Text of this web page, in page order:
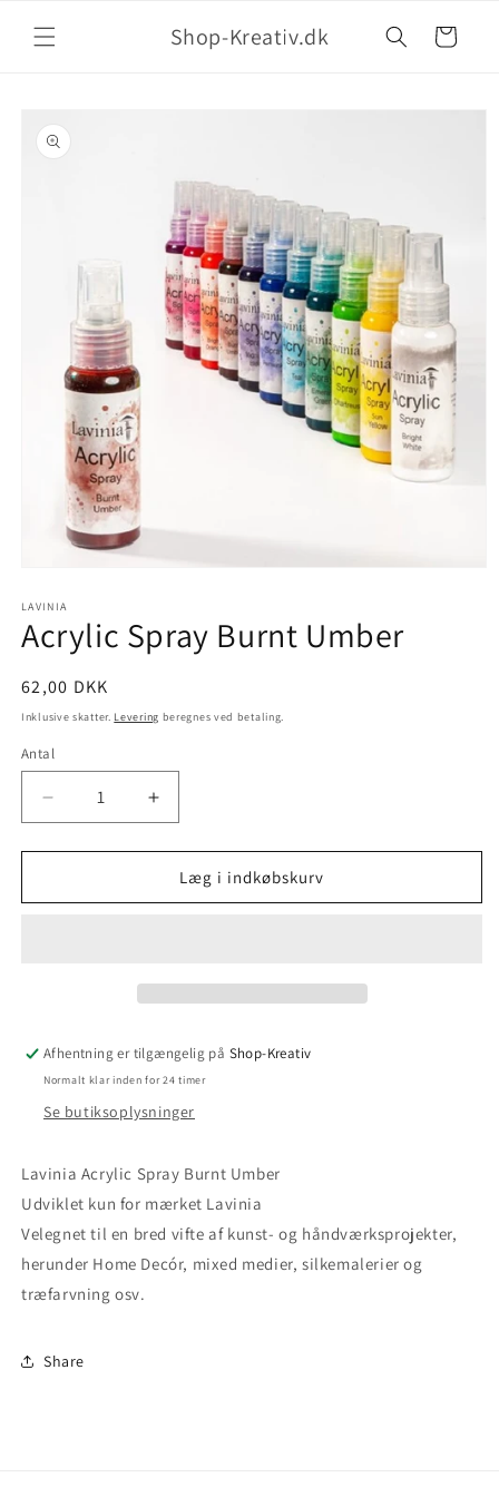
Shop-Kreativ.dk Indkøbskurv
LAVINIA
Acrylic Spray Burnt Umber
62,00 DKK
Inklusive skatter. Levering beregnes ved betaling.
Antal
Læg i indkøbskurv
Afhentning er tilgængelig på Shop-Kreativ
Normalt klar inden for 24 timer
Se butiksoplysninger
Lavinia Acrylic Spray Burnt Umber
Udviklet kun for mærket Lavinia
Velegnet til en bred vifte af kunst- og håndværksprojekter,
herunder Home Decór, mixed medier, silkemalerier og
træfarvning osv.
Share